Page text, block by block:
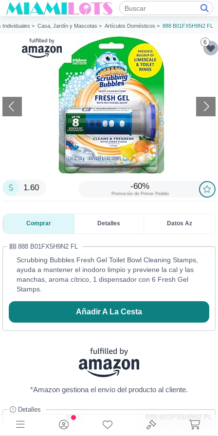
Individuales > Casa, Jardín y Mascotas > Artículos Domésticos > 888 B01FX5H9N2 FL
6
1.60 -60%
Promoción de Primer Pedido
Comprar Detalles Datos Az
888 B01FX5H9N2 FL
Scrubbing Bubbles Fresh Gel Toilet Bowl Cleaning Stamps,
ayuda a mantener el inodoro limpio y previene la cal y las
manchas, aroma cítrico, 1 dispensador con 6 Fresh Gel
Stamps.
Añadir A La Cesta
*Amazon gestiona el envío del producto al cliente.
Detalles
SKU
888 B01FX5H9N2 FL
Categoría
Artículos Domésticos